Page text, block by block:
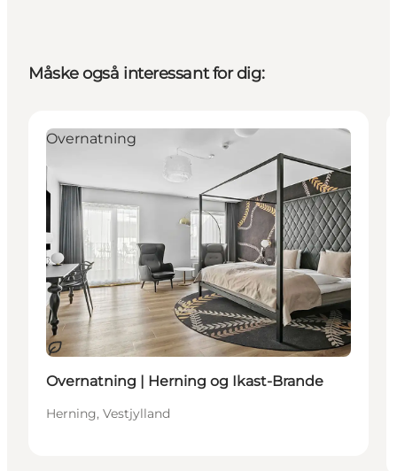
Måske også interessant for dig:
Bæredygtige oplevelser
Overnatning
Overnatning | Herning og Ikast-Brande
Herning, Vestjylland